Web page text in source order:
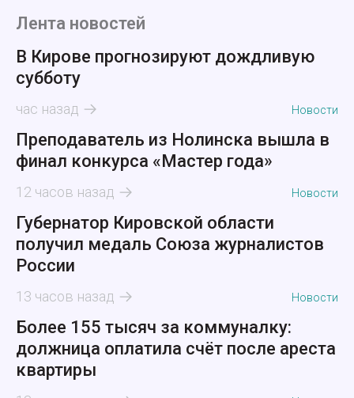
Лента новостей
В Кирове прогнозируют дождливую
субботу
час назад Новости
Преподаватель из Нолинска вышла в
финал конкурса «Мастер года»
12 часов назад Новости
Губернатор Кировской области
получил медаль Союза журналистов
России
13 часов назад Новости
Более 155 тысяч за коммуналку:
должница оплатила счёт после ареста
квартиры